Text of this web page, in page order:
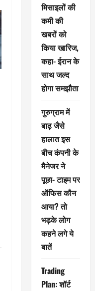
मिसाइलों की
कमी की
खबरों को
किया खारिज,
कहा- ईरान के
साथ जल्द
होगा समझौता
गुरुग्राम में
बाढ़ जैसे
हालात इस
बीच कंपनी के
मैनेजर ने
पूछा- टाइम पर
ऑफिस कौन
आया? तो
भड़के लोग
कहने लगे ये
बातें
Trading
Plan: शॉर्ट